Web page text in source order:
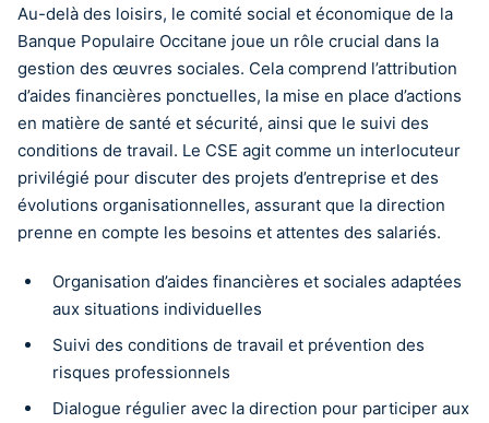
Au-delà des loisirs, le comité social et économique de la
Banque Populaire Occitane joue un rôle crucial dans la
gestion des œuvres sociales. Cela comprend l’attribution
d’aides financières ponctuelles, la mise en place d’actions
en matière de santé et sécurité, ainsi que le suivi des
conditions de travail. Le CSE agit comme un interlocuteur
privilégié pour discuter des projets d’entreprise et des
évolutions organisationnelles, assurant que la direction
prenne en compte les besoins et attentes des salariés.
Organisation d’aides financières et sociales adaptées
aux situations individuelles
Suivi des conditions de travail et prévention des
risques professionnels
Dialogue régulier avec la direction pour participer aux